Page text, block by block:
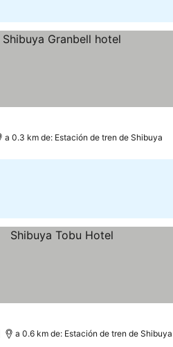
a 0.3 km de: Estación de tren de Shibuya
a 0.6 km de: Estación de tren de Shibuya